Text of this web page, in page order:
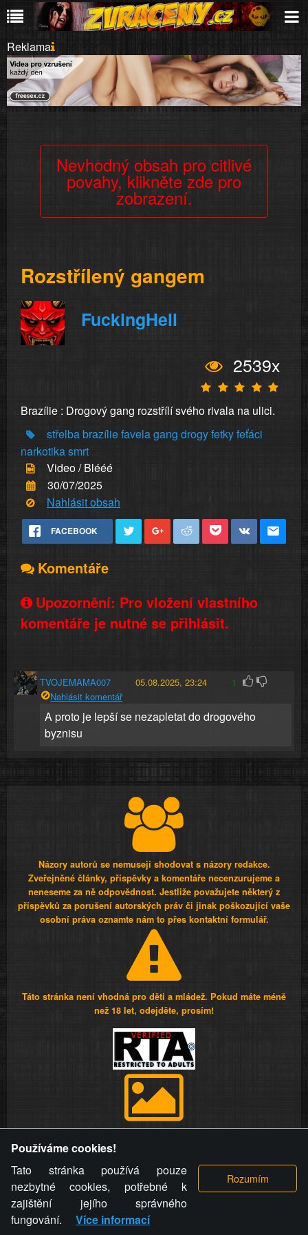
Reklama
Nevhodný obsah pro citlivé
povahy, klikněte zde pro
zobrazení.
Rozstřílený gangem
FuckingHell
2539x
Brazílie : Drogový gang rozstřílí svého rivala na ulici.
střelbabrazíliefavelagang drogyfetkyfeťáci
narkotikasmrt
Video / Blééé
30/07/2025
Nahlásit obsah
FACEBOOK
Komentáře
Upozornění: Pro vložení vlastního
komentáře je nutné se přihlásit.
TVOJEMAMA007 05.08.2025, 23:24
1
Nahlásit komentář
A proto je lepší se nezapletat do drogového
byznisu
Názory autorů se nemusejí shodovat s názory redakce.
Zveřejněné články, příspěvky a komentáře necenzurujeme a
neneseme za ně odpovědnost. Jestliže považujete některý z
příspěvků za porušení autorských práv či jinak poškozující vaše
osobní práva oznamte nám to přes kontaktní formulář.
Táto stránka není vhodná pro děti a mládež. Pokud máte méně
než 18 let, odejděte, prosím!
videa a komentáře. Osoba, které se toto opatření provozovatele
stránky týče, ani osoba, která umístila fotografii nebo video na
stránku, nemůže z důvodu odstranění fotografie, videa nebo
komentáře pro výše uvedenou okolnost uplatnit vůči
provozovateli stránky žádný nárok na náhradu škody nebo
nemajetkové újmy.
Používáme cookies!
Tato stránka používá pouze
nezbytné cookies, potřebné k
zajištění jejího správného
fungování.
Více informací